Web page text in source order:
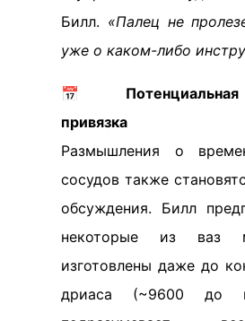
Билл. «Палец не
уже о каком-либо
📅
привязка
Размышления о
сосудов также
обсуждения. Билл
некоторые из ваз
изготовлены даже до
дриаса (~9600 до